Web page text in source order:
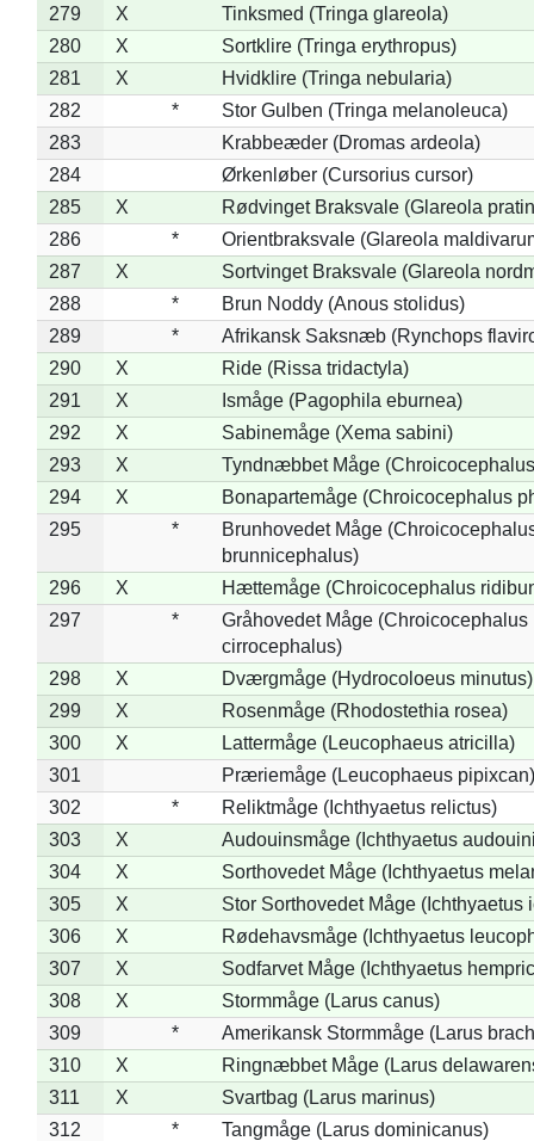
279
X
Tinksmed (Tringa glareola)
280
X
Sortklire (Tringa erythropus)
281
X
Hvidklire (Tringa nebularia)
282
*
Stor Gulben (Tringa melanoleuca)
283
Krabbeæder (Dromas ardeola)
284
Ørkenløber (Cursorius cursor)
285
X
Rødvinget Braksvale (Glareola
286
*
Orientbraksvale (Glareola
287
X
Sortvinget Braksvale (Glareola
288
*
Brun Noddy (Anous stolidus)
289
*
Afrikansk Saksnæb (Rynchops
290
X
Ride (Rissa tridactyla)
291
X
Ismåge (Pagophila eburnea)
292
X
Sabinemåge (Xema sabini)
293
X
Tyndnæbbet Måge
294
X
Bonapartemåge (Chroicocephalus
295
*
Brunhovedet Måge
brunnicephalus)
296
X
Hættemåge (Chroicocephalus
297
*
Gråhovedet Måge (Chroicocephalus
cirrocephalus)
298
X
Dværgmåge (Hydrocoloeus minutus)
299
X
Rosenmåge (Rhodostethia rosea)
300
X
Lattermåge (Leucophaeus atricilla)
301
Præriemåge (Leucophaeus pipixcan)
302
*
Reliktmåge (Ichthyaetus relictus)
303
X
Audouinsmåge (Ichthyaetus
304
X
Sorthovedet Måge (Ichthyaetus
305
X
Stor Sorthovedet Måge (Ichthyaetus
306
X
Rødehavsmåge (Ichthyaetus
307
X
Sodfarvet Måge (Ichthyaetus
308
X
Stormmåge (Larus canus)
309
*
Amerikansk Stormmåge (Larus
310
X
Ringnæbbet Måge (Larus
311
X
Svartbag (Larus marinus)
312
*
Tangmåge (Larus dominicanus)